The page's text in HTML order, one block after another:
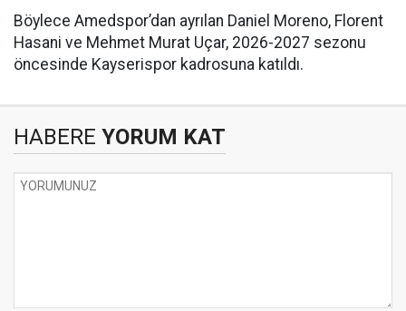
Böylece Amedspor’dan ayrılan Daniel Moreno, Florent
Hasani ve Mehmet Murat Uçar, 2026-2027 sezonu
öncesinde Kayserispor kadrosuna katıldı.
HABERE YORUM KAT